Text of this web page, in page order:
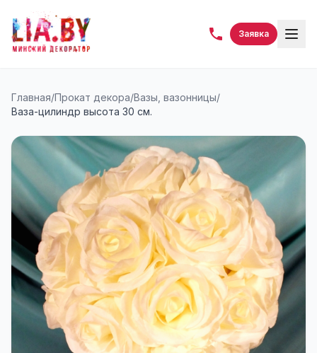
Заявка
Главная/Прокат декора/Вазы, вазонницы/
Ваза-цилиндр высота 30 см.